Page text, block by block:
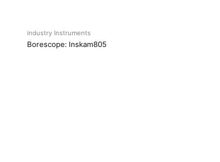
industry Instruments
Borescope: Inskam805